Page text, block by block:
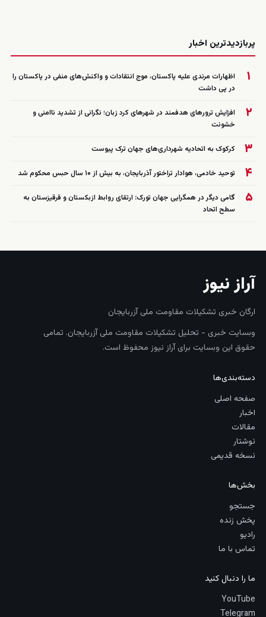
پربازدیدترین اخبار
۱
اظهارات مرندی علیه پاکستان، موج انتقادات و واکنش‌های منفی در پاکستان را
در پی داشت
۲
افزایش ترورهای هدفمند در شهرهای کرد زبان؛ نگرانی از تشدید ناامنی و
خشونت
۳ کرکوک به اتحادیه شهرداری‌های جهان ترک پیوست
۴ توحید خادمی، هوادار تراختور آذربایجان، به بیش از ۱۰ سال حبس محکوم شد
۵
گامی دیگر در همگرایی جهان تورک: ارتقای روابط ازبکستان و قرقیزستان به
سطح اتحاد
آراز نیوز
ارگان خبری تشکیلات مقاومت ملی آزربایجان
وبسایت خبری - تحلیل تشکیلات مقاومت ملی آزربایجان. تمامی
حقوق این وبسایت برای آراز نیوز محفوظ است.
دسته‌بندی‌ها
صفحه اصلی
اخبار
مقالات
نوشتار
نسخه قدیمی
بخش‌ها
جستجو
پخش زنده
رادیو
تماس با ما
ما را دنبال کنید
YouTube
Telegram